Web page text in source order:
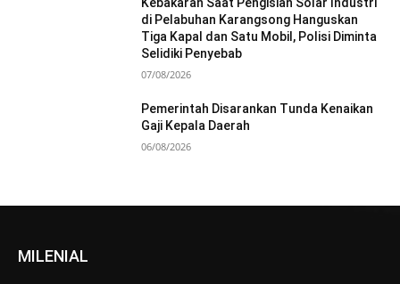
Kebakaran Saat Pengisian Solar Industri
di Pelabuhan Karangsong Hanguskan
Tiga Kapal dan Satu Mobil, Polisi Diminta
Selidiki Penyebab
07/08/2026
Pemerintah Disarankan Tunda Kenaikan
Gaji Kepala Daerah
06/08/2026
MILENIAL